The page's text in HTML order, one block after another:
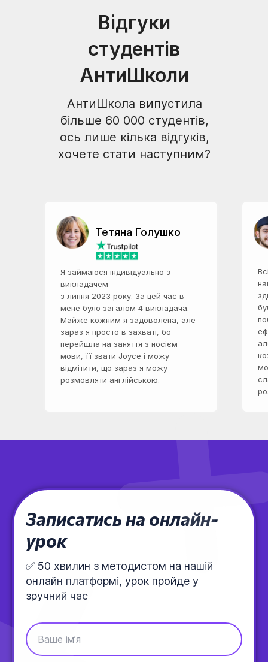
Відгуки
студентів
АнтиШколи
АнтиШкола випустила
більше 60 000 студентів,
ось лише кілька відгуків,
хочете стати наступним?
Тетяна Голушко
Я займаюся індивідуально з
викладачем
з липня 2023 року. За цей час в
мене було загалом 4 викладача.
Майже кожним я задоволена, але
зараз я просто в захваті, бо
перейшла на заняття з носієм
мови, її звати Joyce і можу
відмітити, що зараз я можу
розмовляти англійською.
Записатись на онлайн-
урок
✅ 50 хвилин з методистом на нашій
онлайн платформі, урок пройде у
зручний час
Ваше імʼя